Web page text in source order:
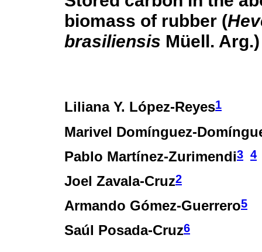
biomass of rubber (
brasiliensis Müell.
Liliana Y. López-Reyes1
Marivel Domínguez-
Pablo Martínez-Zurimendi3 4
Joel Zavala-Cruz2
Armando Gómez-Guerrero5
Saúl Posada-Cruz6